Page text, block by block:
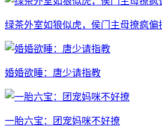
绿茶外室如狼似虎，侯门主母撩疯偏
婚婚欲睡：唐少请指教
一胎六宝：团宠妈咪不好撩